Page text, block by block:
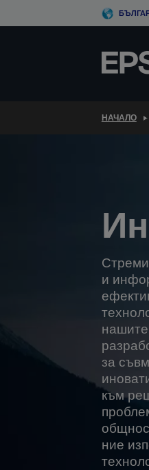
to
НАЧАЛО
и
за
към
ние